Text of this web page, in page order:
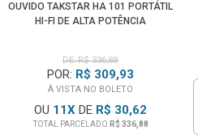
OUVIDO TAKSTAR HA 101 PORTÁTIL
HI-FI DE ALTA POTÊNCIA
DE: R$ 336,88
POR: R$ 309,93
À VISTA NO BOLETO
OU 11X DE R$ 30,62
TOTAL PARCELADO R$ 336,88